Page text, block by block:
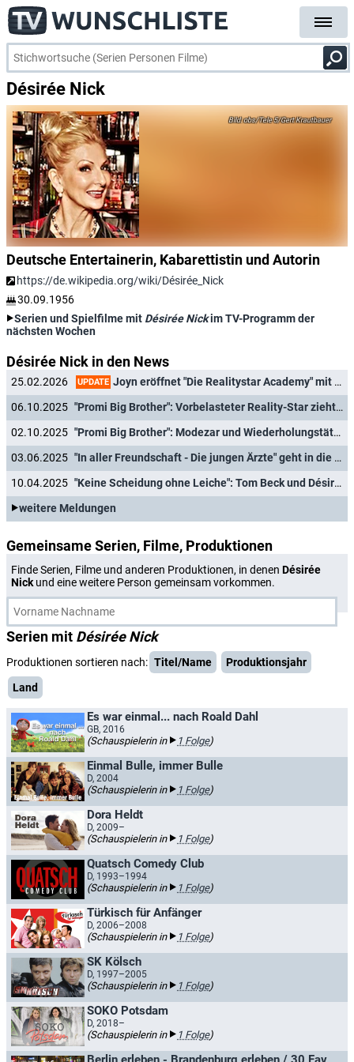
Désirée Nick
obs/Tele 5/Gert Krautbauer
Deutsche Entertainerin, Kabarettistin und Autorin
https://de.wikipedia.org/wiki/Désirée_Nick
30.09.1956
Serien und Spielfilme mit Désirée Nickim TV-Programm der
nächsten Wochen
Désirée Nick in den News
25.02.2026 UPDATE Joyn eröffnet "Die Realitystar Academy" mit Désirée Nick
06.10.2025
"Promi Big Brother": Vorbelasteter Reality-Star zieht heute freiwillig in den "Fernseh-Knast"
02.10.2025
"Promi Big Brother": Modezar und Wiederholungstäterin ziehen ein
03.06.2025
"In aller Freundschaft - Die jungen Ärzte" geht in die Sommerpause
10.04.2025
"Keine Scheidung ohne Leiche": Tom Beck und Désirée Nick in neuer ZDF-Comedy
weitere Meldungen
Gemeinsame Serien, Filme, Produktionen
Finde Serien, Filme und anderen Produktionen, in denen Désirée
Nick und eine weitere Person gemeinsam vorkommen.
Serien mit Désirée Nick
Produktionen sortieren nach: Titel/Name
Produktionsjahr
Land
Es war einmal... nach Roald Dahl
GB, 2016
(Schauspielerin in 1 Folge)
Einmal Bulle, immer Bulle
D, 2004
(Schauspielerin in 1 Folge)
Dora Heldt
D, 2009–
(Schauspielerin in 1 Folge)
Quatsch Comedy Club
D, 1993–1994
(Schauspielerin in 1 Folge)
Türkisch für Anfänger
D, 2006–2008
(Schauspielerin in 1 Folge)
SK Kölsch
D, 1997–2005
(Schauspielerin in 1 Folge)
SOKO Potsdam
D, 2018–
(Schauspielerin in 1 Folge)